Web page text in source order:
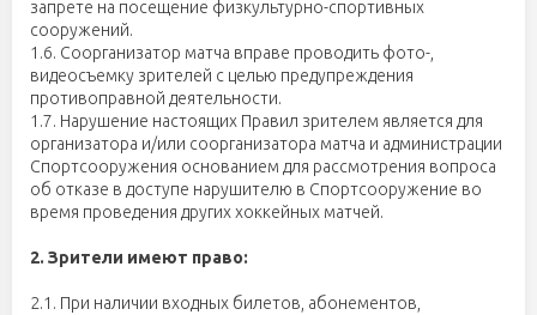
запрете на посещение физкультурно-спортивных
сооружений.
1.6. Соорганизатор матча вправе проводить фото-,
видеосъемку зрителей с целью предупреждения
противоправной деятельности.
1.7. Нарушение настоящих Правил зрителем является для
организатора и/или соорганизатора матча и администрации
Спортсооружения основанием для рассмотрения вопроса
об отказе в доступе нарушителю в Спортсооружение во
время проведения других хоккейных матчей.
2. Зрители имеют право:
2.1. При наличии входных билетов, абонементов,